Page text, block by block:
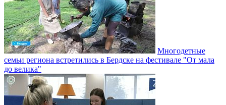
Многодетные
семьи региона встретились в Бердске на фестивале "От мала
до велика"